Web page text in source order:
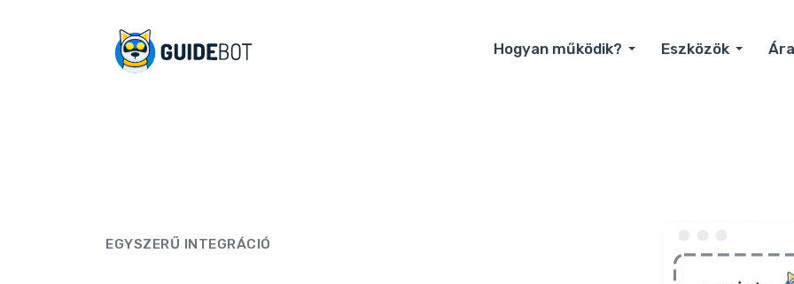
Hogyan működik? Eszközök
EGYSZERŰ INTEGRÁCIÓ